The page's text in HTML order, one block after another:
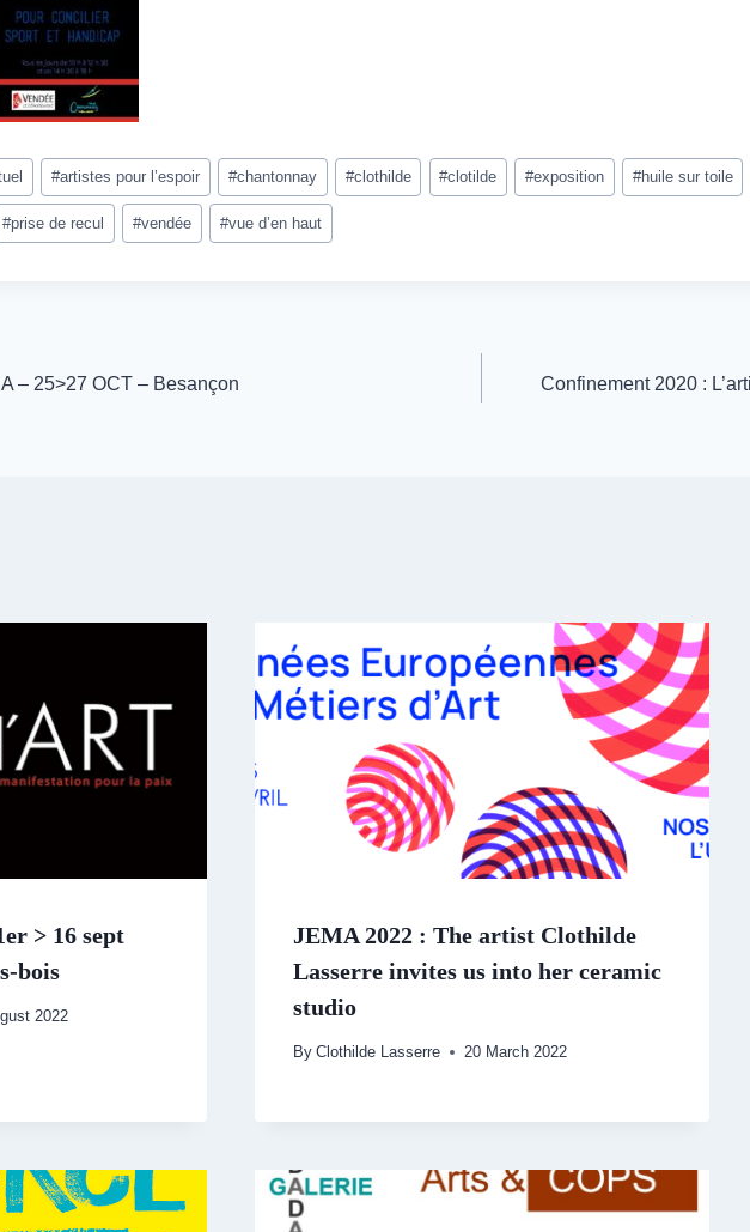
#artistes pour l’espoir #chantonnay #clothilde #clotilde #exposition #huile sur toile
#prise de recul #vendée #vue d’en haut
– 25>27 OCT – Besançon
Confinement 2020 :
> 16 sept
bois
2022
JEMA 2022 : The artist Clothilde
Lasserre invites us into her ceramic
studio
By Clothilde Lasserre 20 March 2022